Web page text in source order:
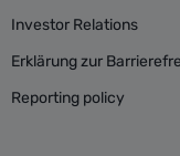
Investor Relations
Erklärung zur
Reporting policy